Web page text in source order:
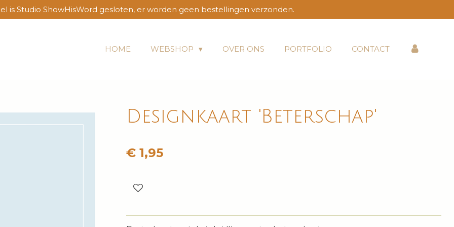
is Studio ShowHisWord gesloten, er worden geen bestellingen verzonden.
HOME WEBSHOP OVER ONS PORTFOLIO CONTACT
Designkaart 'Beterschap'
€ 1,95